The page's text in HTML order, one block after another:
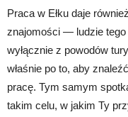
Praca w Ełku daje
znajomości — ludzie tego
wyłącznie z powodów
właśnie po to, aby
pracę. Tym samym
takim celu, w jakim Ty